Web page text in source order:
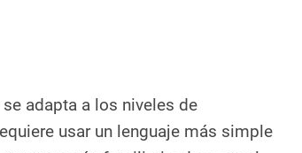
adapta a los niveles de
usar un lenguaje más simple